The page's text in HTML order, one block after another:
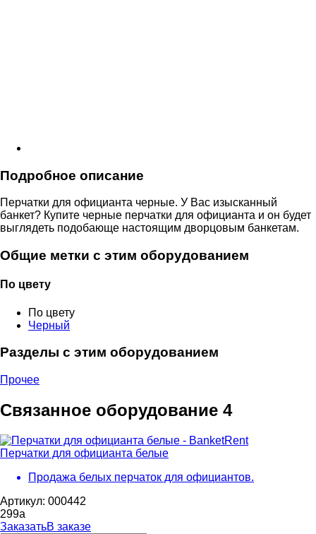
Подробное описание
Перчатки для официанта черные. У Вас изысканный
банкет? Купите черные перчатки для официанта и он будет
выглядеть подобающе настоящим дворцовым банкетам.
Общие метки с этим оборудованием
По цвету
По цвету
Черный
Разделы с этим оборудованием
Прочее
Связанное оборудование 4
Перчатки для официанта белые
Продажа белых перчаток для официантов.
Артикул: 000442
299a
ЗаказатьВ заказе